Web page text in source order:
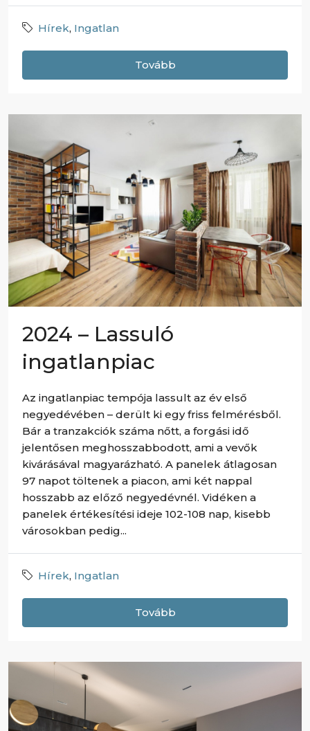
Hírek, Ingatlan
Tovább
2024 – Lassuló
ingatlanpiac
Az ingatlanpiac tempója lassult az év első
negyedévében – derült ki egy friss felmérésből.
Bár a tranzakciók száma nőtt, a forgási idő
jelentősen meghosszabbodott, ami a vevők
kivárásával magyarázható. A panelek átlagosan
97 napot töltenek a piacon, ami két nappal
hosszabb az előző negyedévnél. Vidéken a
panelek értékesítési ideje 102-108 nap, kisebb
városokban pedig...
Hírek, Ingatlan
Tovább